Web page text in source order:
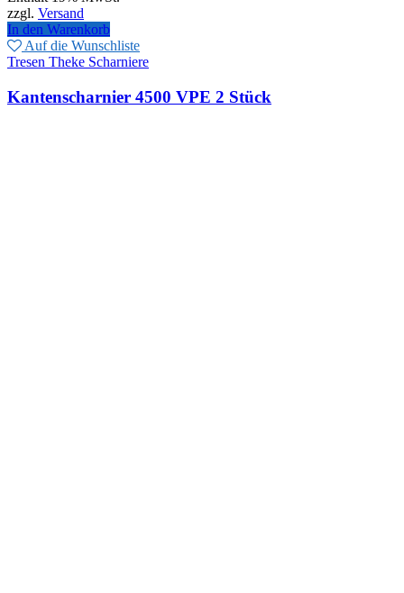
zzgl. Versand
In den Warenkorb
Auf die Wunschliste
Tresen Theke Scharniere
Kantenscharnier 4500 VPE 2 Stück